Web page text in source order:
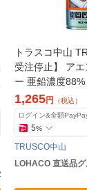
トラスコ中山
受注停止】 ア
ー 亜鉛濃度88%
1本 121-0939（
1,265円 （税込）
ログイン&全額
5%
TRUSCO中山
LOHACO 直送品